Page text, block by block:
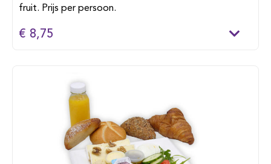
fruit. Prijs per persoon.
€ 8,75